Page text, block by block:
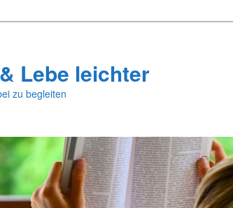
Lebe leichter
zu begleiten